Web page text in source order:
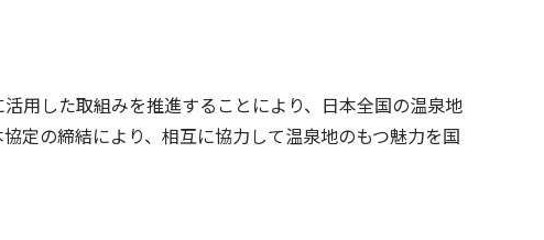
用した取組みを推進することにより、日本全国の温泉地
定の締結により、相互に協力して温泉地のもつ魅力を国